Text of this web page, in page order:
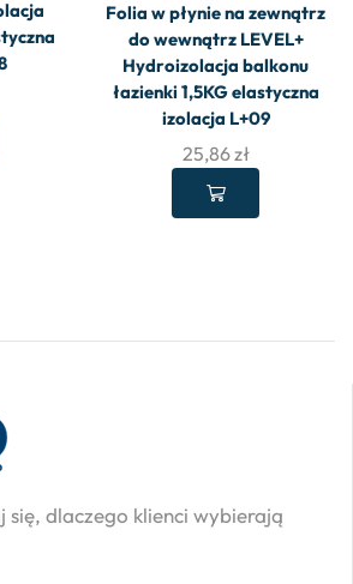
Folia w płynie na zewnątrz
do wewnątrz LEVEL+
Hydroizolacja balkonu
łazienki 1,5KG elastyczna
izolacja L+09
25,86zł
się, dlaczego klienci wybierają